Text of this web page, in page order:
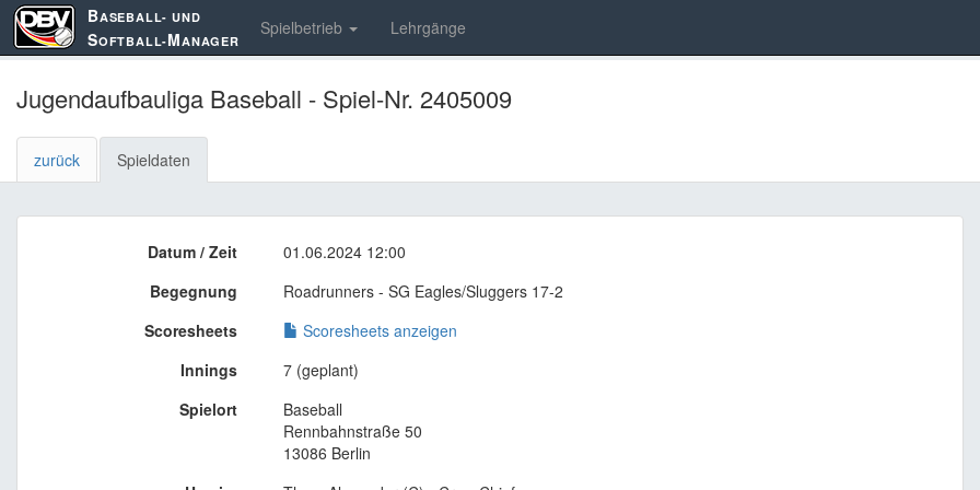
BASEBALL- UND
SOFTBALL-MANAGER
Spielbetrieb Lehrgänge
Jugendaufbauliga Baseball - Spiel-Nr. 2405009
zurück Spieldaten
Datum / Zeit
01.06.2024 12:00
Begegnung
Roadrunners - SG Eagles/Sluggers 17-2
Scoresheets
Scoresheets anzeigen
Innings
7 (geplant)
Spielort
Baseball
Rennbahnstraße 50
13086 Berlin